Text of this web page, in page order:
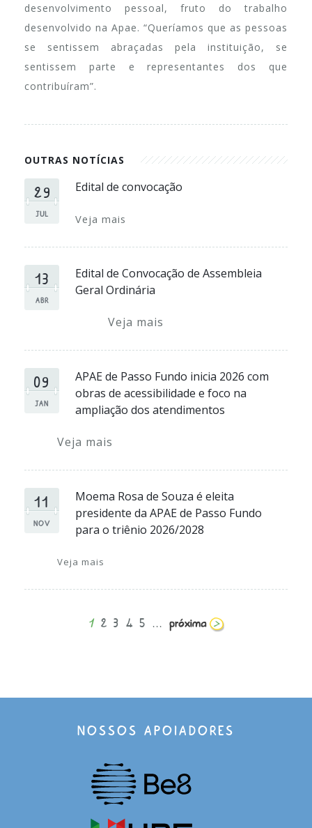
desenvolvimento pessoal, fruto do trabalho
desenvolvido na Apae. “Queríamos que as pessoas
se sentissem abraçadas pela instituição, se
sentissem parte e representantes dos que
contribuíram”.
OUTRAS NOTÍCIAS
29
JUL
Edital de convocação
Veja mais
13
ABR
Edital de Convocação de Assembleia
Geral Ordinária
Veja mais
09
JAN
APAE de Passo Fundo inicia 2026 com
obras de acessibilidade e foco na
ampliação dos atendimentos
Veja mais
11
NOV
Moema Rosa de Souza é eleita
presidente da APAE de Passo Fundo
para o triênio 2026/2028
Veja mais
1 2 3 4 5 ...
NOSSOS APOIADORES